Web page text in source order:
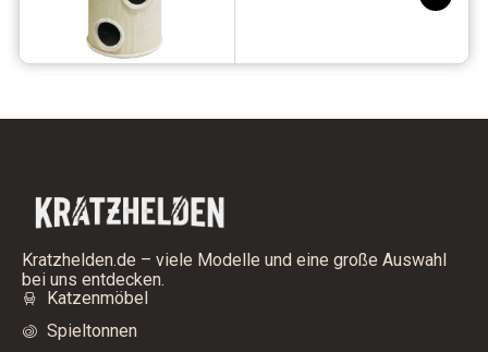
Kratzhelden.de – viele Modelle und eine große Auswahl
bei uns entdecken.
Katzenmöbel
Spieltonnen